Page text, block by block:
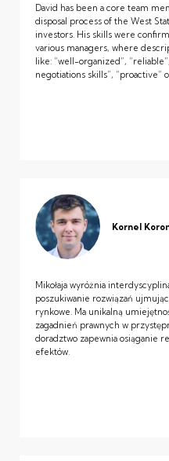
David has been a core team
disposal process of the West
investors. His skills were
various managers, where
like: “well-organized”,
negotiations skills”, “proactive”
Kornel
Mikołaja wyróżnia
poszukiwanie rozwiązań
rynkowe. Ma unikalną
zagadnień prawnych w
doradztwo zapewnia osiąganie
efektów.